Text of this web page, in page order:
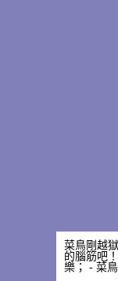
菜鳥剛越
的腦筋吧
樂； - 菜